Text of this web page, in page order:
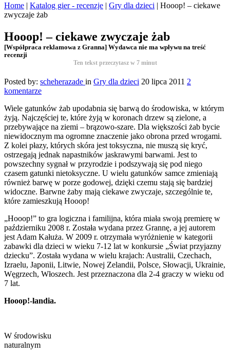
Home | Katalog gier - recenzje | Gry dla dzieci | Hooop! – ciekawe
zwyczaje żab
Hooop! – ciekawe zwyczaje żab
[Współpraca reklamowa z Granna] Wydawca nie ma wpływu na treść
recenzji
Ten tekst przeczytasz w 7 minut
Posted by: scheherazade in Gry dla dzieci 20 lipca 2011 2
komentarze
Wiele gatunków żab upodabnia się barwą do środowiska, w którym
żyją. Najczęściej te, które żyją w koronach drzew są zielone, a
przebywające na ziemi – brązowo-szare. Dla większości żab bycie
niewidocznym ma ogromne znaczenie jako obrona przed wrogami.
Z kolei płazy, których skóra jest toksyczna, nie muszą się kryć,
ostrzegają jednak napastników jaskrawymi barwami. Jest to
powszechny sygnał w przyrodzie i podszywają się pod niego
czasem gatunki nietoksyczne. U wielu gatunków samce zmieniają
również barwę w porze godowej, dzięki czemu stają się bardziej
widoczne. Barwne żaby mają ciekawe zwyczaje, szczególnie te,
które zamieszkują Hooop!
„Hooop!” to gra logiczna i familijna, która miała swoją premierę w
październiku 2008 r. Została wydana przez Grannę, a jej autorem
jest Adam Kałuża. W 2009 r. otrzymała wyróżnienie w kategorii
zabawki dla dzieci w wieku 7-12 lat w konkursie „Świat przyjazny
dziecku”. Została wydana w wielu krajach: Australii, Czechach,
Izraelu, Japonii, Litwie, Nowej Zelandii, Polsce, Słowacji, Ukrainie,
Węgrzech, Włoszech. Jest przeznaczona dla 2-4 graczy w wieku od
7 lat.
Hooop!-landia.
W środowisku
naturalnym